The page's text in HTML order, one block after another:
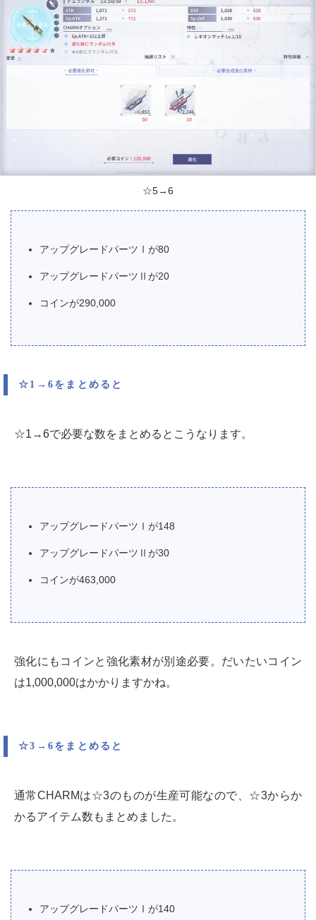
☆5→6
アップグレードパーツⅠが80
アップグレードパーツⅡが20
コインが290,000
☆1→6をまとめると
☆1→6で必要な数をまとめるとこうなります。
アップグレードパーツⅠが148
アップグレードパーツⅡが30
コインが463,000
強化にもコインと強化素材が別途必要。だいたいコイン
は1,000,000はかかりますかね。
☆3→6をまとめると
通常CHARMは☆3のものが生産可能なので、☆3からか
かるアイテム数もまとめました。
アップグレードパーツⅠが140